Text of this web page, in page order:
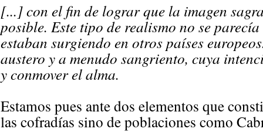
[...] con el fin de lograr que la imagen
posible. Este tipo de realismo no se
estaban surgiendo en otros países
austero y a menudo sangriento, cuya
y conmover el alma.
Estamos pues ante dos elementos que
las cofradías sino de poblaciones como